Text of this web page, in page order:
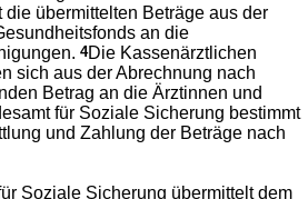
übermittelten Beträge aus der
an die
4Die Kassenärztlichen
sich aus der Abrechnung nach
Betrag an die Ärztinnen und
für Soziale Sicherung bestimmt
und Zahlung der Beträge nach
Soziale Sicherung übermittelt dem